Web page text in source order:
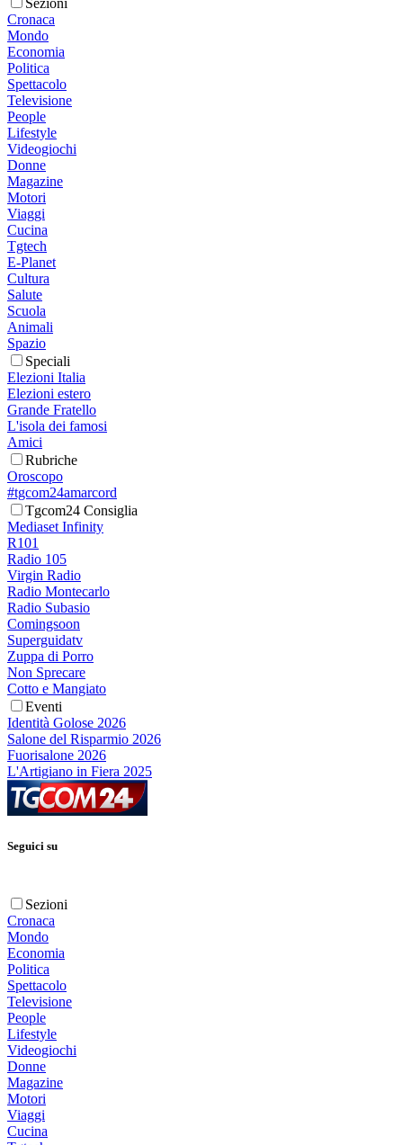
Sezioni
Cronaca
Mondo
Economia
Politica
Spettacolo
Televisione
People
Lifestyle
Videogiochi
Donne
Magazine
Motori
Viaggi
Cucina
Tgtech
E-Planet
Cultura
Salute
Scuola
Animali
Spazio
Speciali
Elezioni Italia
Elezioni estero
Grande Fratello
L'isola dei famosi
Amici
Rubriche
Oroscopo
#tgcom24amarcord
Tgcom24 Consiglia
Mediaset Infinity
R101
Radio 105
Virgin Radio
Radio Montecarlo
Radio Subasio
Comingsoon
Superguidatv
Zuppa di Porro
Non Sprecare
Cotto e Mangiato
Eventi
Identità Golose 2026
Salone del Risparmio 2026
Fuorisalone 2026
L'Artigiano in Fiera 2025
Seguici su
Sezioni
Cronaca
Mondo
Economia
Politica
Spettacolo
Televisione
People
Lifestyle
Videogiochi
Donne
Magazine
Motori
Viaggi
Cucina